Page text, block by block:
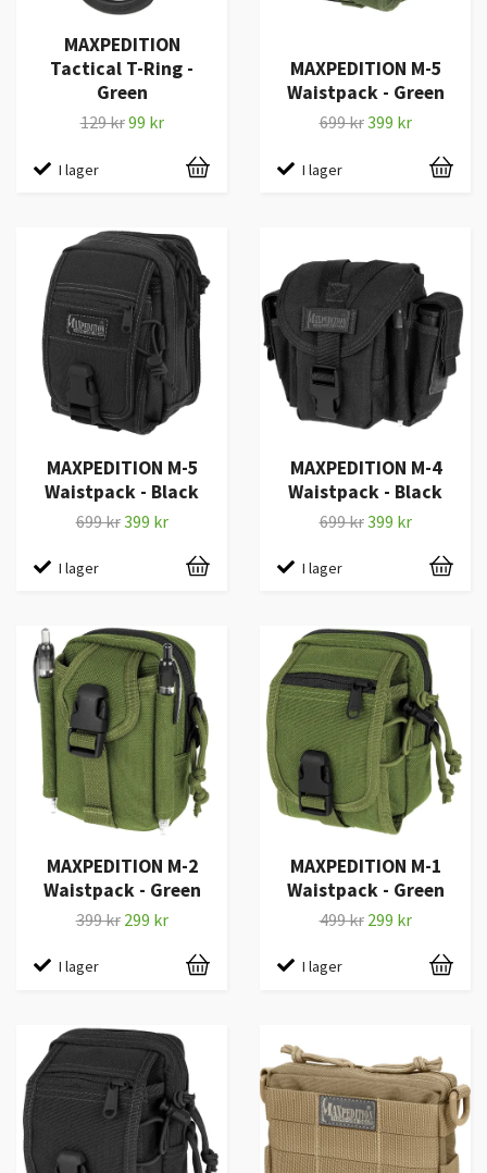
MAXPEDITION
Tactical T-Ring -
Green
129 kr99 kr
I lager
MAXPEDITION M-5
Waistpack - Green
699 kr399 kr
I lager
MAXPEDITION M-5
Waistpack - Black
699 kr399 kr
I lager
MAXPEDITION M-4
Waistpack - Black
699 kr399 kr
I lager
MAXPEDITION M-2
Waistpack - Green
399 kr 299 kr
I lager
MAXPEDITION M-1
Waistpack - Green
499 kr 299 kr
I lager